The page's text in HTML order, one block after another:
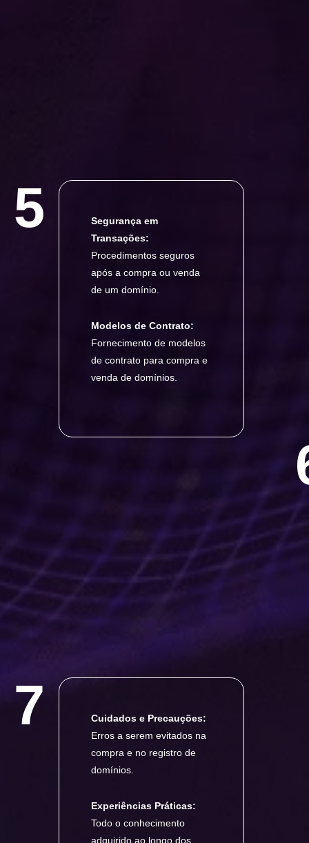
5
Segurança em
Transações:
Procedimentos seguros
após a compra ou venda
de um domínio.
Modelos de Contrato:
Fornecimento de modelos
de contrato para compra e
venda de domínios.
7
Cuidados e Precauções:
Erros a serem evitados na
compra e no registro de
domínios.
Experiências Práticas:
Todo o conhecimento
adquirido ao longo dos